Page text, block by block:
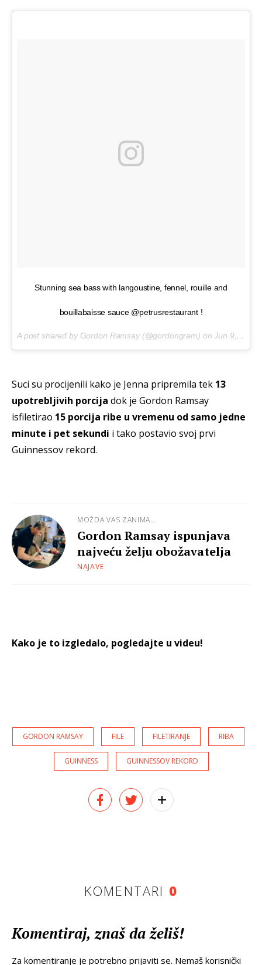
Stunning sea bass with langoustine, fennel, rouille and
bouillabaisse sauce @petrusrestaurant !
A post shared by Gordon Ramsay (@gordongram) onJun 9, 2017 at 8:14am PDT
Suci su procijenili kako je Jenna pripremila tek 13
upotrebljivih porcija dok je Gordon Ramsay
isfiletirao 15 porcija ribe u vremenu od samo jedne
minute i pet sekundi i tako postavio svoj prvi
Guinnessov rekord.
MOŽDA VAS ZANIMA...
Gordon Ramsay ispunjava
najveću želju obožavatelja
NAJAVE
Kako je to izgledalo, pogledajte u videu!
GORDON RAMSAY FILE FILETIRANJE RIBA
GUINNESS GUINNESSOV REKORD
KOMENTARI 0
Komentiraj, znaš da želiš!
Za komentiranje je potrebno prijaviti se. Nemaš korisnički